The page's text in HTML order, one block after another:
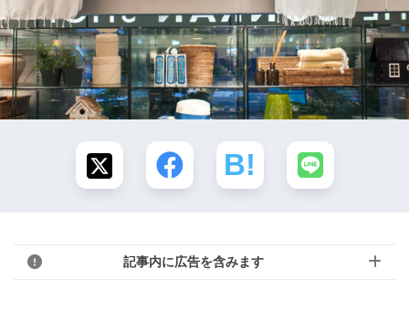
記事内に広告を含みます